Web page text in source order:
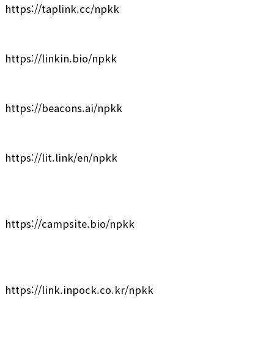
https://taplink.cc/npkk
https://linkin.bio/npkk
https://beacons.ai/npkk
https://lit.link/en/npkk
https://campsite.bio/npkk
https://link.inpock.co.kr/npkk